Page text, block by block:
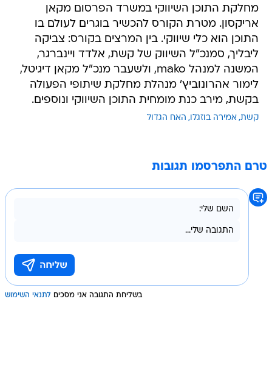
מחלקת התוכן השיווקי במשרד הפרסום מקאן
אריקסון. מטרת הקורס להכשיר בוגרים לעולם בו
התוכן הוא כלי שיווקי. בין המרצים בקורס: צביקה
ליבליך, סמנכ"ל השיווק של קשת, אלדד ויינברגר,
המשנה למנהל mako, ולשעבר מנכ"ל מקאן דיגיטל,
לימור אהרונוביץ' מנהלת מחלקת שיתופי הפעולה
בקשת, מירב כנת מומחית התוכן השיווקי ונוספים.
קשת אמירה בוזגלו האח הגדול
טרם התפרסמו תגובות
בשליחת התגובה אני מסכים לתנאי השימוש